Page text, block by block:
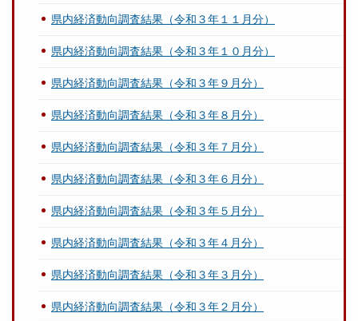
県内経済動向調査結果（令和３年１１月分）
県内経済動向調査結果（令和３年１０月分）
県内経済動向調査結果（令和３年９月分）
県内経済動向調査結果（令和３年８月分）
県内経済動向調査結果（令和３年７月分）
県内経済動向調査結果（令和３年６月分）
県内経済動向調査結果（令和３年５月分）
県内経済動向調査結果（令和３年４月分）
県内経済動向調査結果（令和３年３月分）
県内経済動向調査結果（令和３年２月分）